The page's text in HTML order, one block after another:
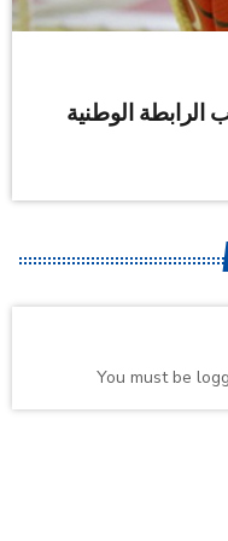
الرابطة الوطنية
You must be